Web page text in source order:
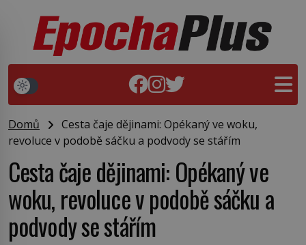
Domů
Cesta čaje dějinami: Opékaný ve woku,
revoluce v podobě sáčku a podvody se stářím
Cesta čaje dějinami: Opékaný ve
woku, revoluce v podobě sáčku a
podvody se stářím